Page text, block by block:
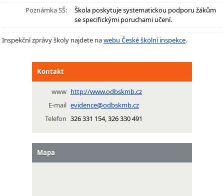
Poznámka SŠ:
Škola poskytuje systematickou podporu žákům
se specifickými poruchami učení.
Inspekční zprávy školy najdete nawebu České školní inspekce.
Kontakt
www http://www.odbskmb.cz
E-mail evidence@odbskmb.cz
Telefon 326 331 154, 326 330 491
Mapa